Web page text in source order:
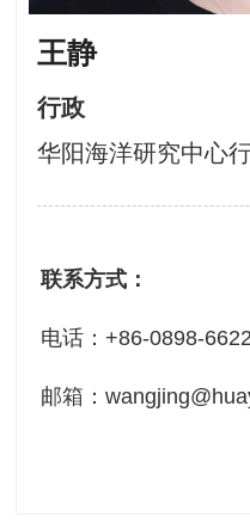
王静
行政
华阳海洋研究中心
联系方式：
电话：+86-0898-
邮箱：